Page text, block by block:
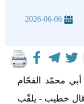
2026-06-06
محمّد الفحّام
قال خطيب - يلقّب